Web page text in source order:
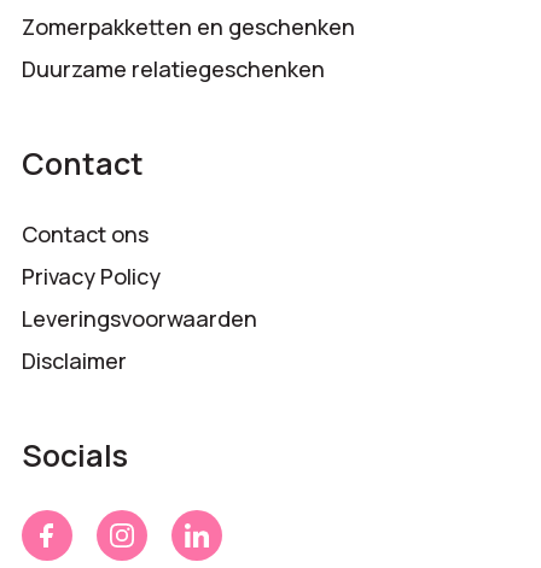
Zomerpakketten en geschenken
Duurzame relatiegeschenken
Contact
Contact ons
Privacy Policy
Leveringsvoorwaarden
Disclaimer
Socials